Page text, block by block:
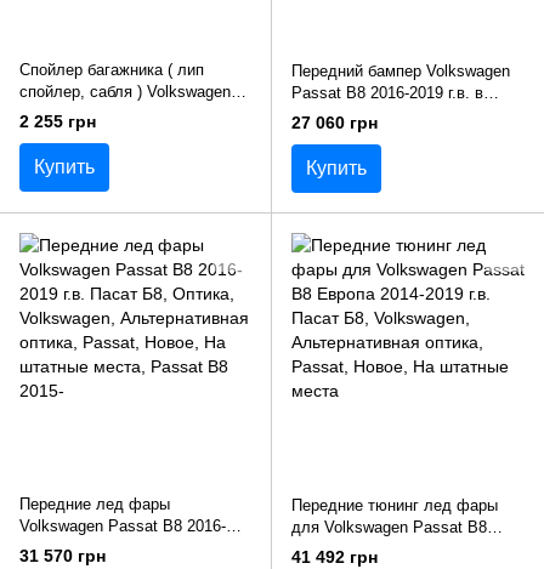
Спойлер багажника ( лип
спойлер, сабля ) Volkswagen
Passat B8 2015+ г.в. Пасат Б8
2 255 грн
Купить
Передний бампер Volkswagen
Passat B8 2016-2019 г.в. в
стиле R-line
27 060 грн
Купить
Передние лед фары
Volkswagen Passat B8 2016-
2019 г.в. Пасат Б8
31 570 грн
Передние тюнинг лед фары
для Volkswagen Passat B8
41 492 грн